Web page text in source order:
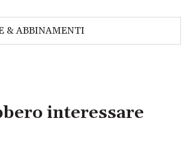
& ABBINAMENTI
interessare